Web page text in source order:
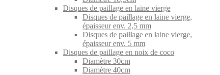
Disques de paillage en laine vierge
Disques de paillage en laine vierge,
épaisseur env. 2,5 mm
Disques de paillage en laine vierge,
épaisseur env. 5 mm
Disques de paillage en noix de coco
Diamètre 30cm
Diamètre 40cm